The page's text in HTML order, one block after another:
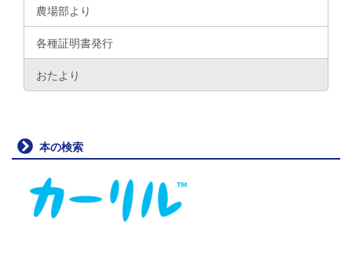
農場部より
各種証明書発行
おたより
本の検索